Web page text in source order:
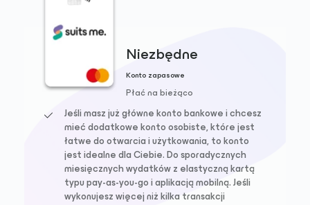
Niezbędne
Konto zapasowe
Płać na bieżąco
Jeśli masz już główne konto bankowe i chcesz
mieć dodatkowe konto osobiste, które jest
łatwe do otwarcia i użytkowania, to konto
jest idealne dla Ciebie. Do sporadycznych
miesięcznych wydatków z elastyczną kartą
typu pay-as-you-go i aplikacją mobilną. Jeśli
wykonujesz więcej niż kilka transakcji